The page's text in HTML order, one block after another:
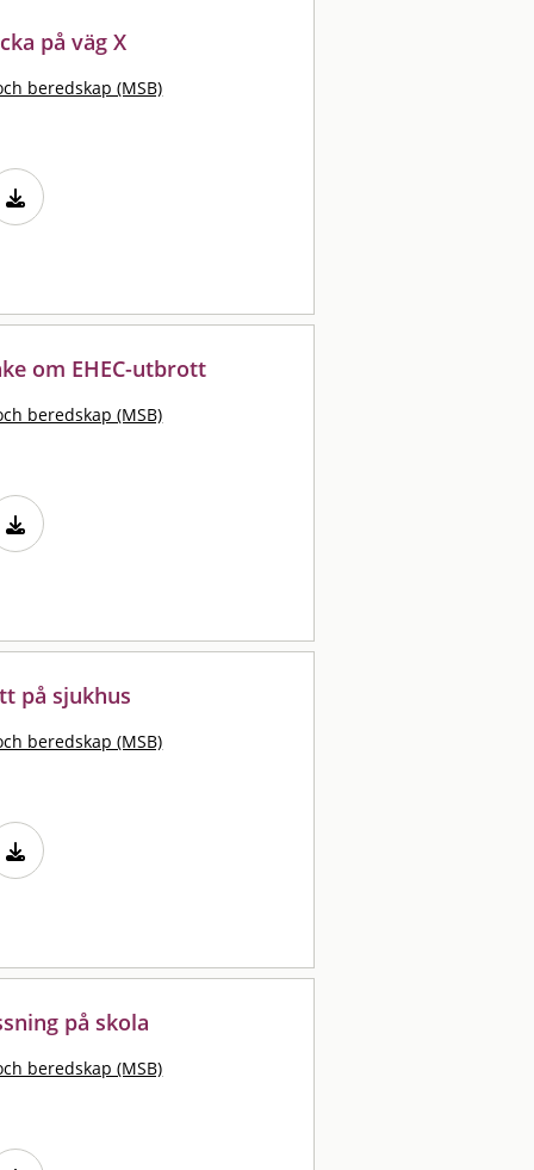
på väg X
beredskap (MSB)
om EHEC-utbrott
beredskap (MSB)
på sjukhus
beredskap (MSB)
på skola
beredskap (MSB)